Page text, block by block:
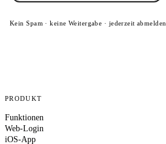
Kein Spam · keine Weitergabe · jederzeit abmelden.
PRODUKT
Funktionen
Web-Login
iOS-App